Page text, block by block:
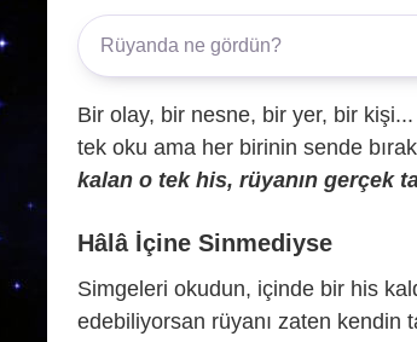
Bir olay, bir nesne, bir yer, bir
tek oku ama her birinin sende
kalan o tek his, rüyanın gerçek
Hâlâ İçine Sinmediyse
Simgeleri okudun, içinde bir his
edebiliyorsan rüyanı zaten kendin